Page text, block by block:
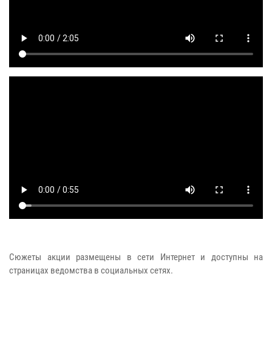
Сюжеты акции размещены в сети Интернет и доступны на
страницах ведомства в социальных сетях.